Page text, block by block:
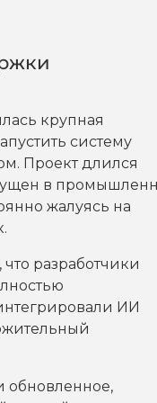
крупная
систему
Проект длился
в
жалуясь на
разработчики
ИИ
обновленное,